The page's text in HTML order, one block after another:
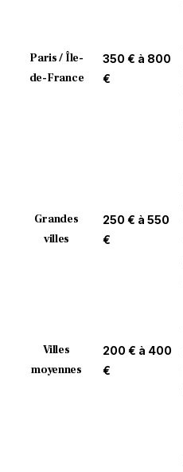
Paris / Île-
de-France
350 € à 800
€
Grandes
villes
250 € à 550
€
Villes
moyennes
200 € à 400
€